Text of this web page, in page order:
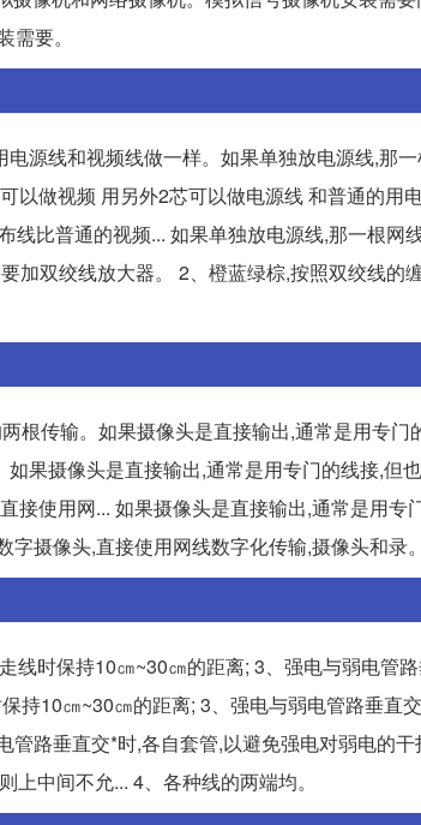
要。
源线和视频线做一样。如果单独放电源线,那
以做视频 用另外2芯可以做电源线 和普通的用
比普通的视频... 如果单独放电源线,那一根网
加双绞线放大器。 2、橙蓝绿棕,按照双绞线的
根传输。如果摄像头是直接输出,通常是用专门
果摄像头是直接输出,通常是用专门的线接,但
接使用网... 如果摄像头是直接输出,通常是用专
摄像头,直接使用网线数字化传输,摄像头和录。
线时保持10㎝~30㎝的距离; 3、强电与弱电管
持10㎝~30㎝的距离; 3、强电与弱电管路垂直
路垂直交*时,各自套管,以避免强电对弱电的干
中间不允... 4、各种线的两端均。